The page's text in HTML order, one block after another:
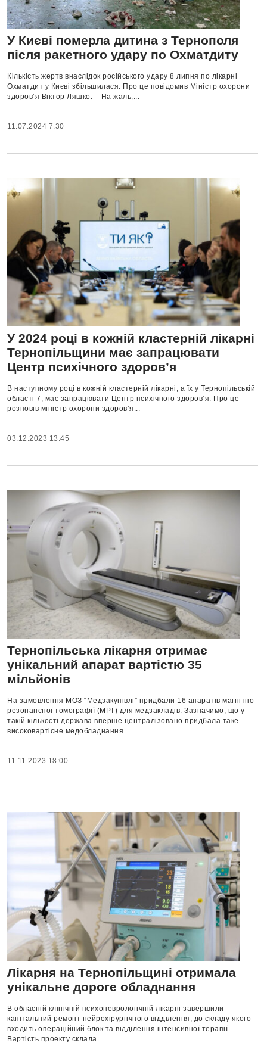
У Києві померла дитина з Тернополя
після ракетного удару по Охматдиту
Кількість жертв внаслідок російського удару 8 липня по лікарні
Охматдит у Києві збільшилася. Про це повідомив Міністр охорони
здоров’я Віктор Ляшко. – На жаль,...
11.07.2024 7:30
У 2024 році в кожній кластерній лікарні
Тернопільщини має запрацювати
Центр психічного здоров’я
В наступному році в кожній кластерній лікарні, а їх у Тернопільській
області 7, має запрацювати Центр психічного здоров’я. Про це
розповів міністр охорони здоров’я...
03.12.2023 13:45
Тернопільська лікарня отримає
унікальний апарат вартістю 35
мільйонів
На замовлення МОЗ “Медзакупівлі” придбали 16 апаратів магнітно-
резонансної томографії (МРТ) для медзакладів. Зазначимо, що у
такій кількості держава вперше централізовано придбала таке
високовартісне медобладнання....
11.11.2023 18:00
Лікарня на Тернопільщині отримала
унікальне дороге обладнання
В обласній клінічній психоневрологічній лікарні завершили
капітальний ремонт нейрохірургічного відділення, до складу якого
входить операційний блок та відділення інтенсивної терапії.
Вартість проекту склала...